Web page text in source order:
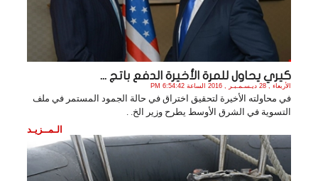
كيري يحاول للمرة الأخيرة الدفع باتج ...
الأربعاء , 28 ديـسـمـبـر , 2016 الساعة 6:54:42 PM
في محاولته الأخيرة لتحقيق اختراق في حالة الجمود المستمر في ملف
التسوية في الشرق الأوسط يطرح وزير الخ. .
الـمــزيـد